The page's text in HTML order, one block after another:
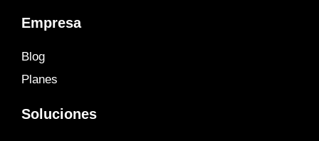
Empresa
Blog
Planes
Soluciones